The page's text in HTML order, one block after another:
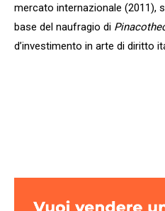
mercato internazionale (2011),
base del naufragio di
d’investimento in arte di diritto